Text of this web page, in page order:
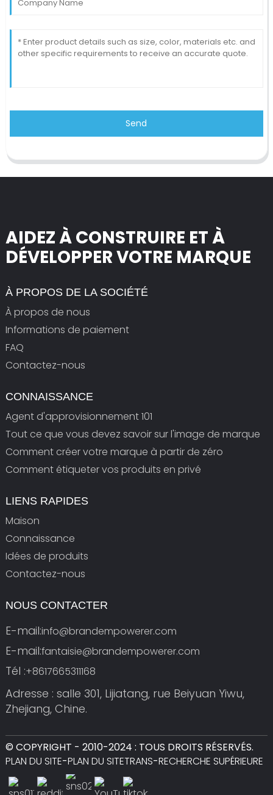
Send
AIDEZ À CONSTRUIRE ET À
DÉVELOPPER VOTRE MARQUE
À PROPOS DE LA SOCIÉTÉ
À propos de nous
Informations de paiement
FAQ
Contactez-nous
CONNAISSANCE
Agent d'approvisionnement 101
Tout ce que vous devez savoir sur l'image de marque
Comment créer votre marque à partir de zéro
Comment étiqueter vos produits en privé
LIENS RAPIDES
Maison
Connaissance
Idées de produits
Contactez-nous
NOUS CONTACTER
E-mail:info@brandempowerer.com
E-mail:fantaisie@brandempowerer.com
Tél :+8617665311168
Adresse : salle 301, Lijiatang, rue Beiyuan Yiwu,
Zhejiang, Chine.
© COPYRIGHT - 2010-2024 : TOUS DROITS RÉSERVÉS.
PLAN DU SITE-PLAN DU SITETRANS-RECHERCHE SUPÉRIEURE